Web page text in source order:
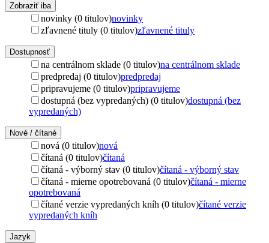
Zobraziť iba
novinky (0 titulov)novinky
zľavnené tituly (0 titulov)zľavnené tituly
Dostupnosť
na centrálnom sklade (0 titulov)na centrálnom sklade
predpredaj (0 titulov)predpredaj
pripravujeme (0 titulov)pripravujeme
dostupná (bez vypredaných) (0 titulov)dostupná (bez
vypredaných)
Nové / čítané
nová (0 titulov)nová
čítaná (0 titulov)čítaná
čítaná - výborný stav (0 titulov)čítaná - výborný stav
čítaná - mierne opotrebovaná (0 titulov)čítaná - mierne
opotrebovaná
čítané verzie vypredaných kníh (0 titulov)čítané verzie
vypredaných kníh
Jazyk